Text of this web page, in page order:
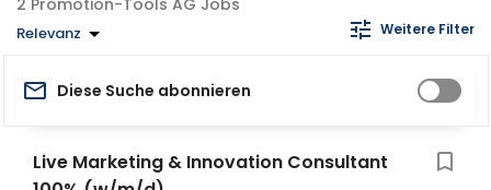
Promotion-Tools AG Jobs
Relevanz Weitere Filter
Diese Suche abonnieren
Live Marketing & Innovation Consultant